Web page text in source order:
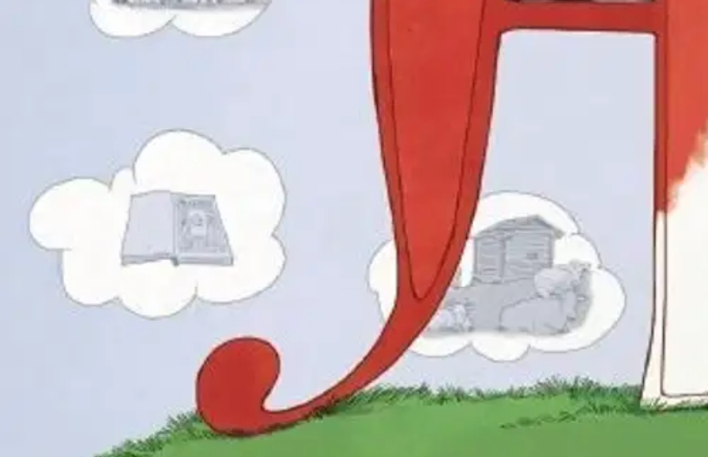
Tuotekuvaus
Millaista oli kirjoittaa suomeksi aikana, jolloin osa sanoistakin piti keksiä itse? Kuinka ihmiset oppivat lukemaan tuona aikana? Kirjassa
isältään aapisen. Se onkin erityinen aapinen, ensimmäinen suomen kielellä kirjoitettu. Sen on kirjoittanut Kristianin isä, Mikael Agricola. A
Agricolan ja hänen poikansa keskustelujen kautta avautuu näkymä siihen, miten Suomessa elettiin viisisataa vuotta sitten ja millaista kieltä
koulunkäynti, matkat ja työ avautuvat lapsentajuisesti. Kirjassa on sanaisia aarrearkkuja, joista löytyy Agricolan aikana käytettyjä sanoja.
Hersyvän humoristinen kuvitus saa kaukaiset tapahtumat heräämään mielenkiintoisella tavalla eloon.
Näytä lisää tuotekuvausta
Ominaisuudet
Oletko tyytyväinen tuotetietoihin?
Ovatko tuotetiedot riittävät? Jos tuotetiedoissa on puutteita tai niitä voisi muuten parantaa, anna palautetta.
Avautuu uuteen välilehteen
Verkkokauppa